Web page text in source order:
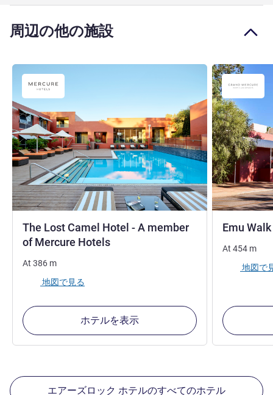
周辺の他の施設
The Lost Camel Hotel - A member
of Mercure Hotels
At 386 m
地図で見る
ホテルを表示
Emu
At 454 m
地図で
エアーズロック ホテルのすべてのホテル